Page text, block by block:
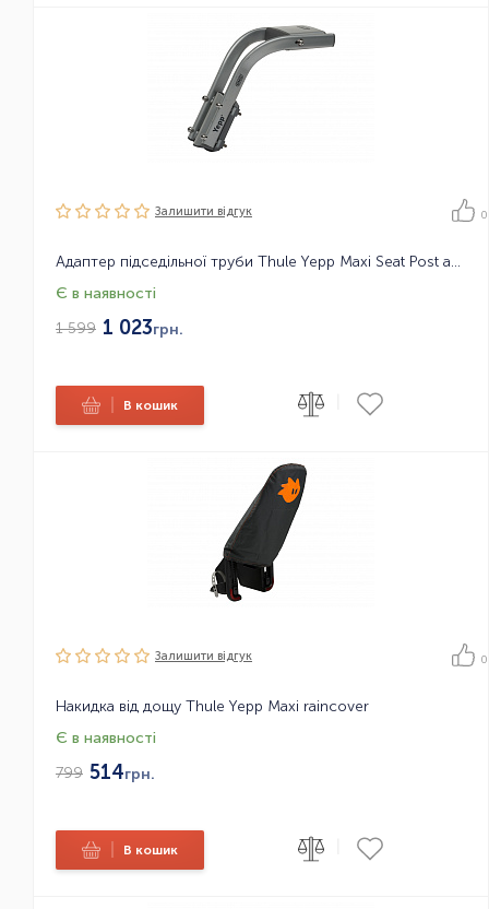
Залишити вiдгук 0
Адаптер підседільної труби Thule Yepp Maxi Seat Post adapter
Є в наявності
1 599 1 023грн.
В кошик
Залишити вiдгук 0
Накидка від дощу Thule Yepp Maxi raincover
Є в наявності
799 514грн.
В кошик